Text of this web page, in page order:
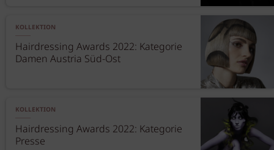
KOLLEKTION
Hairdressing Awards 2022: Kategorie
Damen Austria Süd-Ost
KOLLEKTION
Hairdressing Awards 2022: Kategorie
Presse